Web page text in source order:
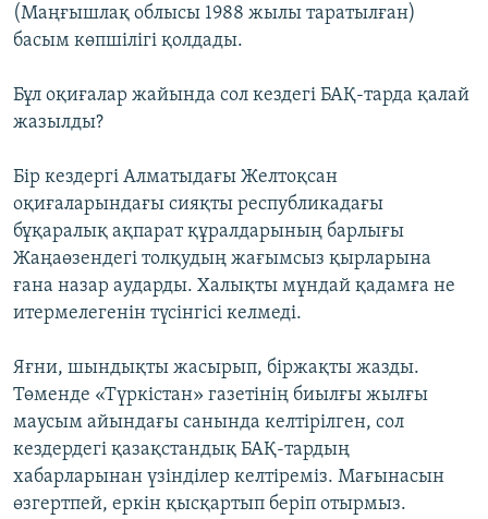
(Маңғышлақ облысы 1988 жылы таратылған)
басым көпшілігі қолдады.
Бұл оқиғалар жайында сол кездегі БАҚ-тарда қалай
жазылды?
Бір кездергі Алматыдағы Желтоқсан
оқиғаларындағы сияқты республикадағы
бұқаралық ақпарат құралдарының барлығы
Жаңаөзендегі толқудың жағымсыз қырларына
ғана назар аударды. Халықты мұндай қадамға не
итермелегенін түсінгісі келмеді.
Яғни, шындықты жасырып, біржақты жазды.
Төменде «Түркістан» газетінің биылғы жылғы
маусым айындағы санында келтірілген, сол
кездердегі қазақстандық БАҚ-тардың
хабарларынан үзінділер келтіреміз. Мағынасын
өзгертпей, еркін қысқартып беріп отырмыз.